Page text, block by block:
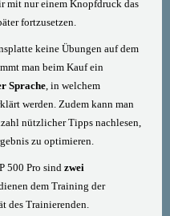
mit nur einem Knopfdruck das
fortzusetzen.
keine Übungen auf dem
man beim Kauf ein
Sprache , in welchem
werden. Zudem kann man
nützlicher Tipps nachlesen,
zu optimieren.
500 Pro sind zwei
dem Training der
des Trainierenden.